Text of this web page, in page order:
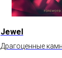
Jewel
Драгоценные